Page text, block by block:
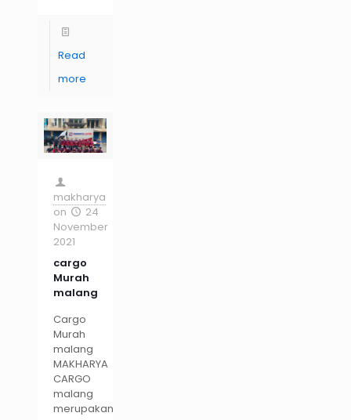
Read
more
makharya
on
24
November
2021
cargo
Murah
malang
Cargo
Murah
malang
MAKHARYA
CARGO
malang
merupakan